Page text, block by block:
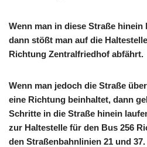
Wenn man in diese Straße
dann stößt man auf die
Richtung Zentralfriedhof abfährt.
Wenn man jedoch die Straße
eine Richtung beinhaltet, dann
Schritte in die Straße hinein
zur Haltestelle für den Bus 256
den Straßenbahnlinien 21 und 37.